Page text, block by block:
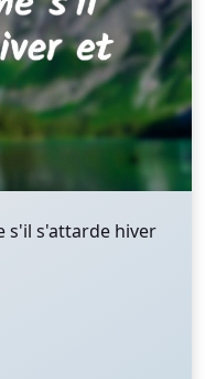
s'il s'attarde hiver